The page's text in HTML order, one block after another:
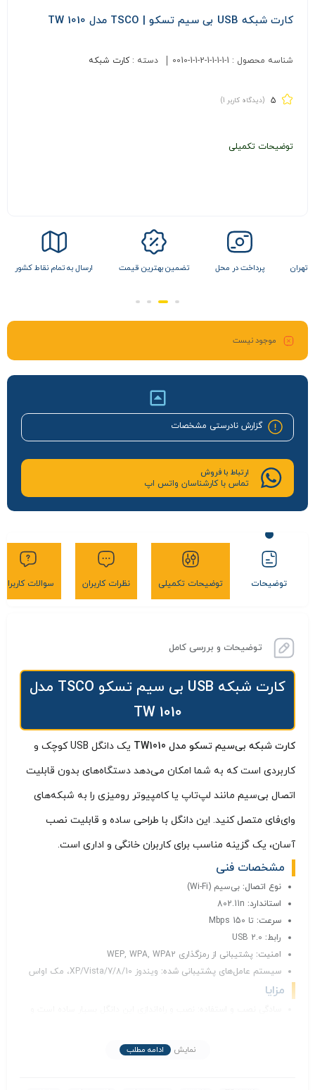
کارت شبکه USB بی سیم تسکو | TSCO مدل TW 1010
شناسه محصول : 0010-1-1-2-1-1-1-1-1 دسته :کارت شبکه
5 (دیدگاه کاربر 1
)
توضیحات تکمیلی
تهران پرداخت در محل تضمین بهترین قیمت ارسال به تمام نقاط کشور
موجود نیست
گزارش نادرستی مشخصات
ارتباط با فروش
تماس با کارشناسان واتس اپ
توضیحات توضیحات تکمیلی نظرات کاربران سوالات کاربران
توضیحات و بررسی کامل
کارت شبکه USB بی سیم تسکو TSCO مدل
TW 1010
کارت شبکه بی‌سیم تسکو مدل TW1010
یک دانگل USB کوچک و
کاربردی است که به شما امکان می‌دهد دستگاه‌های بدون قابلیت
اتصال بی‌سیم مانند لپ‌تاپ یا کامپیوتر رومیزی را به شبکه‌های
وای‌فای متصل کنید. این دانگل با طراحی ساده و قابلیت نصب
آسان، یک گزینه مناسب برای کاربران خانگی و اداری است.
مشخصات فنی
نوع اتصال: بی‌سیم (Wi-Fi)
استاندارد:
سرعت: تا 150 Mbps
رابط:
امنیت: پشتیبانی از رمزگذاری WEP, WPA, WPA2
سیستم عامل‌های پشتیبانی شده: ویندوز XP/Vista/7/8/10، مک اواس
مزایا
نسبت به محصولات مشابه، قیمت بسیار مناسبی دارد.
نمایش ادامه مطلب